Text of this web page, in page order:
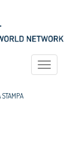
Toggle
STAMPA